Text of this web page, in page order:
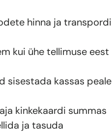
hinna ja transpordi
kui ühe tellimuse eest
sisestada kassas peale
kinkekaardi summas
ja tasuda